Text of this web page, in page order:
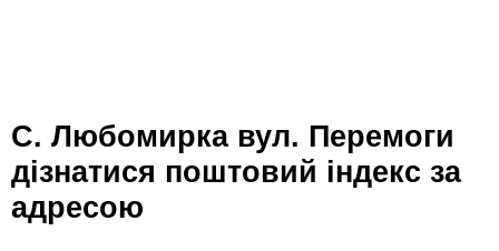
с. Любомирка вул. Перемоги
дізнатися поштовий індекс за
адресою